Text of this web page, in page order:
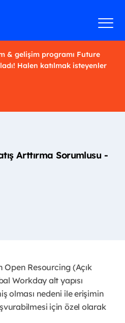
& gelişim programı Future
Halen katılmak isteyenler
Arttırma Sorumlusu -
Open Resourcing (Açık
Workday alt yapısı
olması nedeni ile erişimin
için özel olarak